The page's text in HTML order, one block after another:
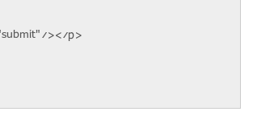
></p>